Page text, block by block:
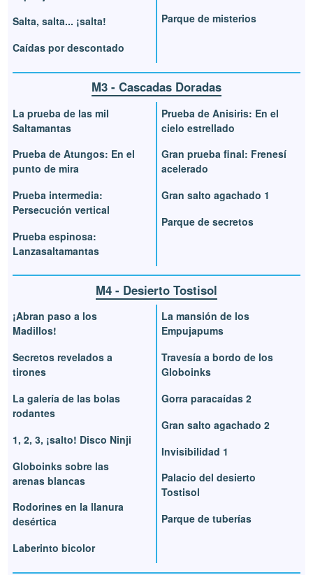
Salta, salta... ¡salta!
Caídas por descontado
Parque de misterios
M3 - Cascadas Doradas
La prueba de las mil
Saltamantas
Prueba de Atungos: En el
punto de mira
Prueba intermedia:
Persecución vertical
Prueba espinosa:
Lanzasaltamantas
Prueba de Anisiris: En el
cielo estrellado
Gran prueba final: Frenesí
acelerado
Gran salto agachado 1
Parque de secretos
M4 - Desierto Tostisol
¡Abran paso a los
Madillos!
Secretos revelados a
tirones
La galería de las bolas
rodantes
1, 2, 3, ¡salto! Disco Ninji
Globoinks sobre las
arenas blancas
Rodorines en la llanura
desértica
Laberinto bicolor
La mansión de los
Empujapums
Travesía a bordo de los
Globoinks
Gorra paracaídas 2
Gran salto agachado 2
Invisibilidad 1
Palacio del desierto
Tostisol
Parque de tuberías